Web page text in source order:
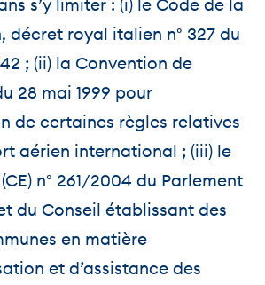
décret royal italien n° 327 du
; (ii) la Convention de
28 mai 1999 pour
de certaines règles relatives
aérien international ; (iii) le
n° 261/2004 du Parlement
du Conseil établissant des
en matière
et d’assistance des